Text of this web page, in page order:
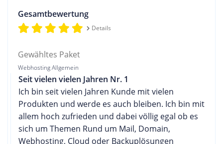
Gesamtbewertung
Details
Gewähltes Paket
Webhosting Allgemein
Seit vielen vielen Jahren Nr. 1
Ich bin seit vielen Jahren Kunde mit vielen
Produkten und werde es auch bleiben. Ich bin mit
allem hoch zufrieden und dabei völlig egal ob es
sich um Themen Rund um Mail, Domain,
Webhosting, Cloud oder Backuplösungen